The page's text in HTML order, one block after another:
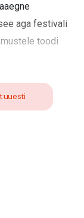
aga festivali
toodi
uuesti.